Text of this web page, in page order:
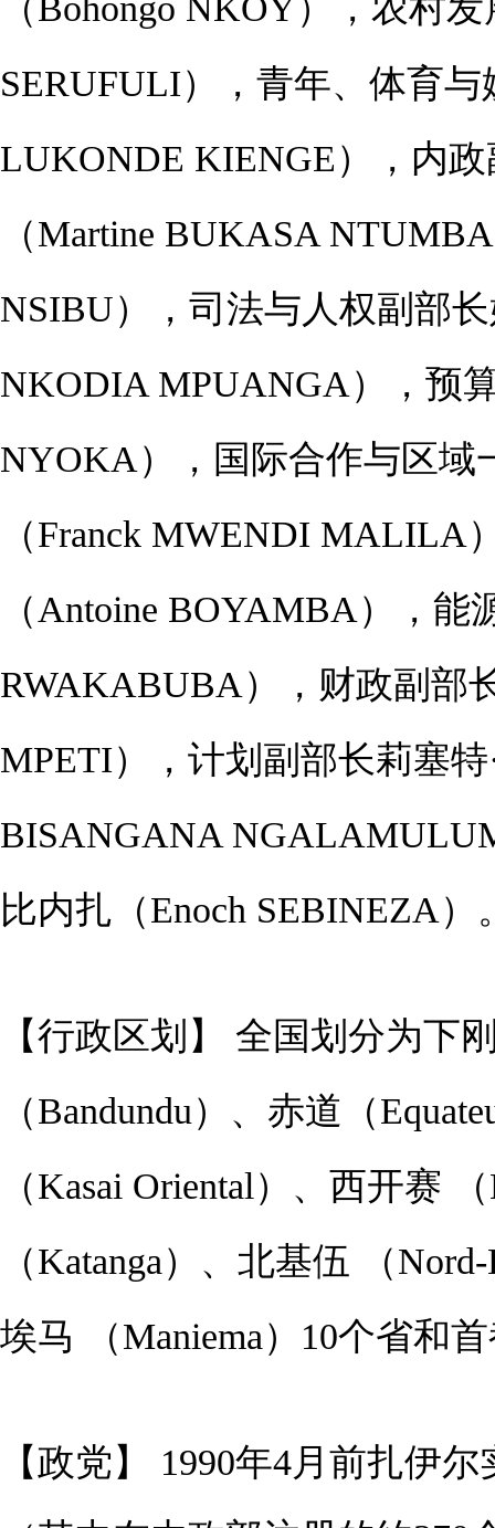
（Bohongo NKOY），农村
SERUFULI），青年、体育与
LUKONDE KIENGE），内
（Martine BUKASA
NSIBU），司法与人权副部
NKODIA MPUANGA），预
NYOKA），国际合作与区域
（Franck MWENDI MALILA
（Antoine BOYAMBA），
RWAKABUBA），财政副部
MPETI），计划副部长莉塞
BISANGANA
比内扎（Enoch SEBINEZA）
【行政区划】 全国划分为下
（Bandundu）、赤道（
（Kasai Oriental）、西开赛
（Katanga）、北基伍 （
埃马 （Maniema）10个省和
【政党】 1990年4月前扎伊